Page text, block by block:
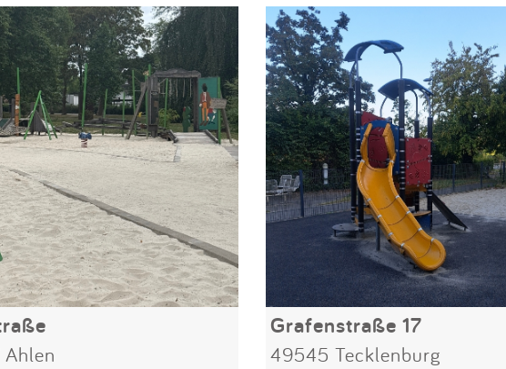
Grafenstraße 17
49545 Tecklenburg